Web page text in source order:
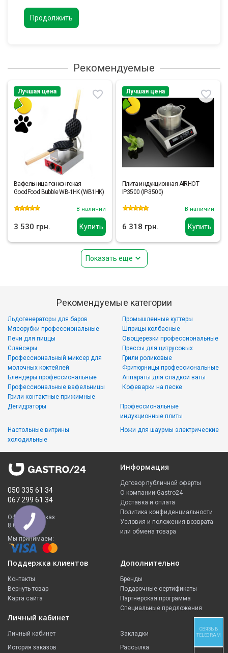
Продолжить
Рекомендуемые
Купить
Лучшая цена
Вафельница гонконгская
GoodFood Bubble WB-1HK (WB1HK)
В наличии
3 530 грн. Купить
Лучшая цена
Плита индукционная AIRHOT
IP3500 (IP-3500)
В наличии
6 318 грн.
Показать еще
Рекомендуемые категории
Льдогенераторы для баров
Мясорубки профессиональные
Печи для пиццы
Слайсеры
Промышленные куттеры
Шприцы колбасные
Овощерезки профессиональные
Прессы для цитрусовых
Профессиональный миксер для
молочных коктейлей
Блендеры профессиональные
Профессиональные вафельницы
Грили контактные прижимные
Грили роликовые
Фритюрницы профессиональные
Аппараты для сладкой ваты
Кофеварки на песке
Дегидраторы
Настольные витрины
холодильные
Профессиональные
индукционные плиты
Ножи для шаурмы электрические
050 335 61 34
067 299 61 34
Оформить заказ
8:00 - 23:00
Мы принимаем:
Информация
Договор публичной оферты
О компании Gastro24
Доставка и оплата
Политика конфиденциальности
Условия и положения возврата
или обмена товара
Поддержка клиентов
Контакты
Вернуть товар
Карта сайта
Дополнительно
Бренды
Подарочные сертификаты
Партнерская программа
Специальные предложения
Личный кабинет
Личный кабинет
История заказов
Закладки
Рассылка
СВЯЗЬ В
TELEGRAM